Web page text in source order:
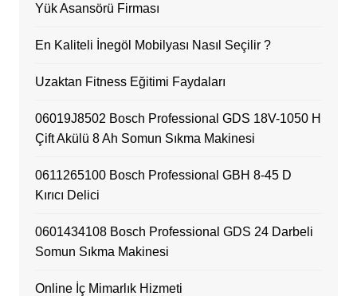
Yük Asansörü Firması
En Kaliteli İnegöl Mobilyası Nasıl Seçilir ?
Uzaktan Fitness Eğitimi Faydaları
06019J8502 Bosch Professional GDS 18V-1050 H
Çift Akülü 8 Ah Somun Sıkma Makinesi
0611265100 Bosch Professional GBH 8-45 D
Kırıcı Delici
0601434108 Bosch Professional GDS 24 Darbeli
Somun Sıkma Makinesi
Online İç Mimarlık Hizmeti